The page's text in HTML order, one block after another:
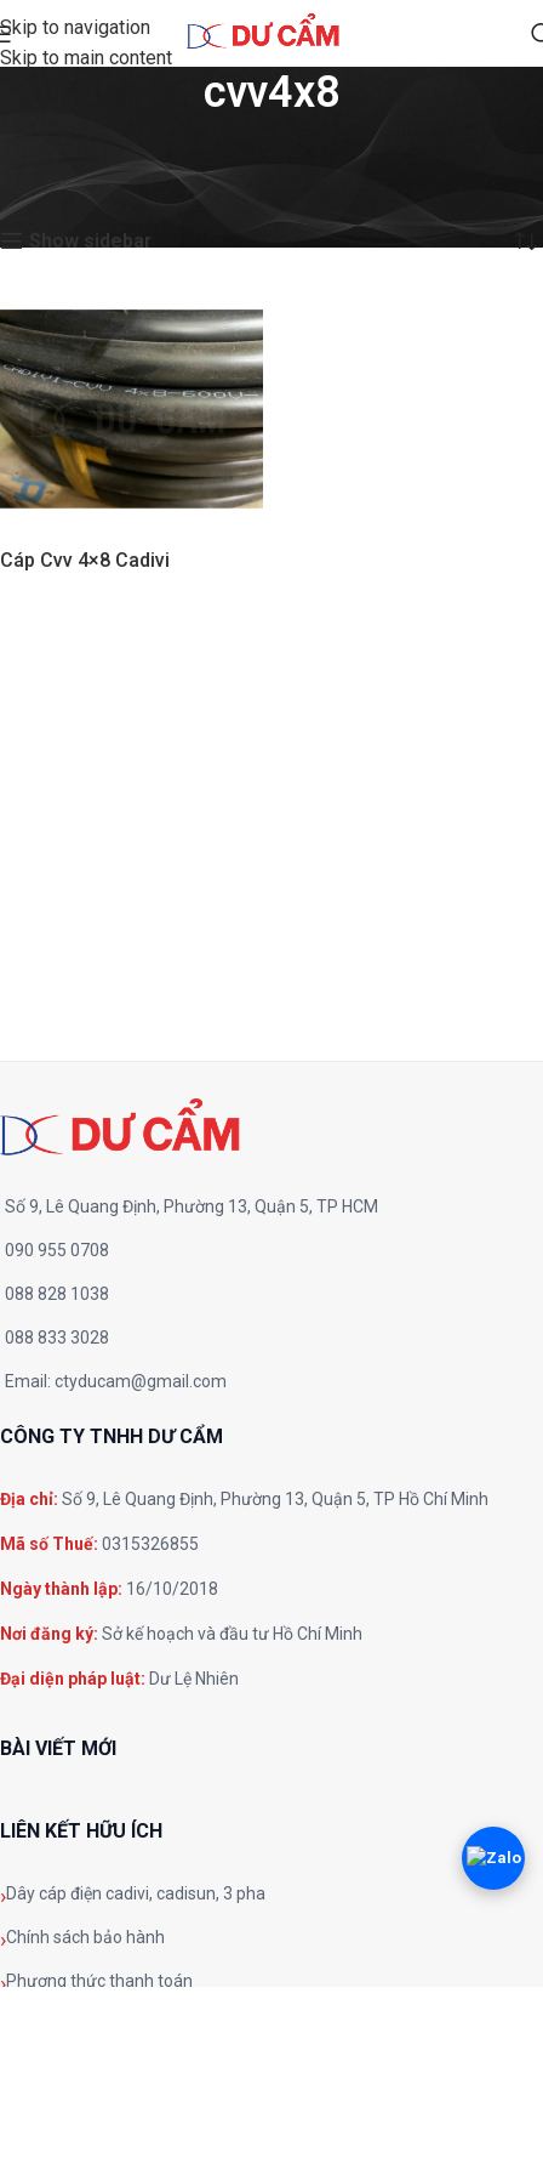
Skip to navigation
Skip to main content
cvv4x8
Products tagged “cvv4x8”
Showing the single result
Show sidebar
Cáp Cvv 4×8 Cadivi
Số 9, Lê Quang Định, Phường 13, Quận 5, TP HCM
090 955 0708
088 828 1038
088 833 3028
Email: ctyducam@gmail.com
CÔNG TY TNHH DƯ CẨM
Địa chỉ: Số 9, Lê Quang Định, Phường 13, Quận 5, TP Hồ Chí Minh
Mã số Thuế: 0315326855
Ngày thành lập: 16/10/2018
Nơi đăng ký: Sở kế hoạch và đầu tư Hồ Chí Minh
Đại diện pháp luật: Dư Lệ Nhiên
BÀI VIẾT MỚI
LIÊN KẾT HỮU ÍCH
Dây cáp điện cadivi, cadisun, 3 pha
Chính sách bảo hành
Phương thức thanh toán